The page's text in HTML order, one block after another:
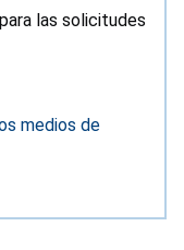
las solicitudes
medios de